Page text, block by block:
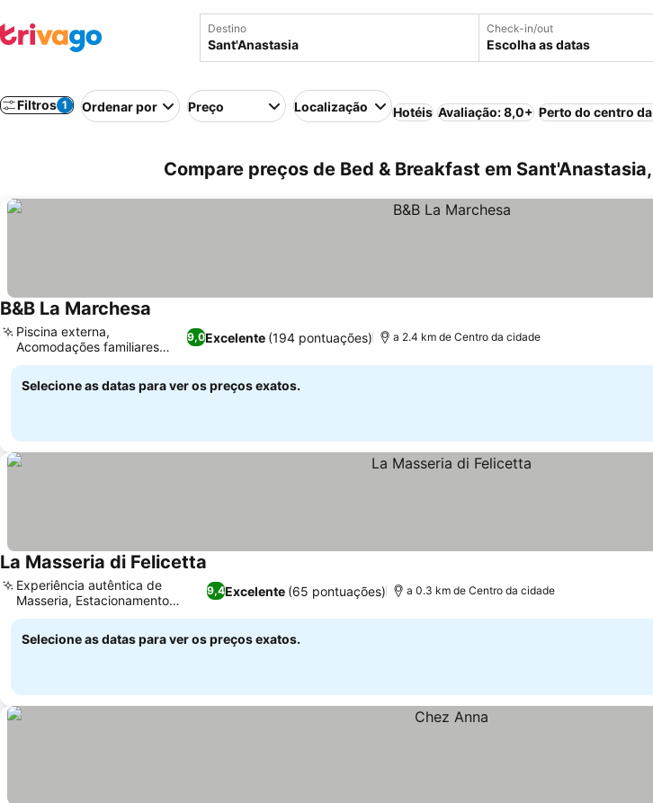
Destino Check-in/out
Escolha as datas
Filtros 1 Ordenar por Preço Localização Hotéis Avaliação: 8,0+ Perto do centro
Compare preços de Bed & Breakfast em
B&B La Marchesa
9,0Excelente (194 pontuações)
Piscina externa,
Acomodações familiares
espaçosas
a 2.4 km de Centro da cidade
Selecione as datas para ver os preços exatos.
La Masseria di Felicetta
9,4Excelente (65 pontuações)
Experiência autêntica de
Masseria, Estacionamento
privado
a 0.3 km de Centro da cidade
Selecione as datas para ver os preços exatos.